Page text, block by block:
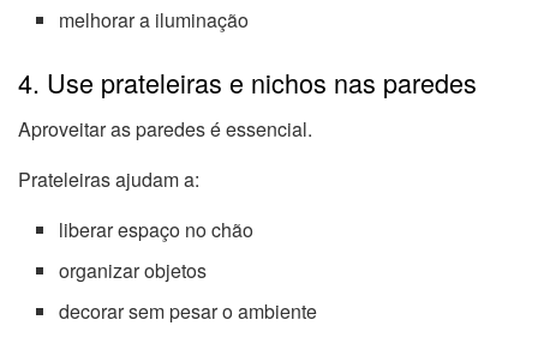
melhorar a iluminação
4. Use prateleiras e nichos nas paredes
Aproveitar as paredes é essencial.
Prateleiras ajudam a:
liberar espaço no chão
organizar objetos
decorar sem pesar o ambiente